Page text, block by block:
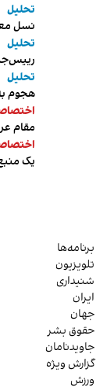
تحلیل
نسل
تحلیل
تحلیل
هجوم به
مقام
یک
برنامه‌ها
تلویزیون
شنیداری
ایران
جهان
حقوق بشر
جاویدنامان
گزارش ویژه
ورزش